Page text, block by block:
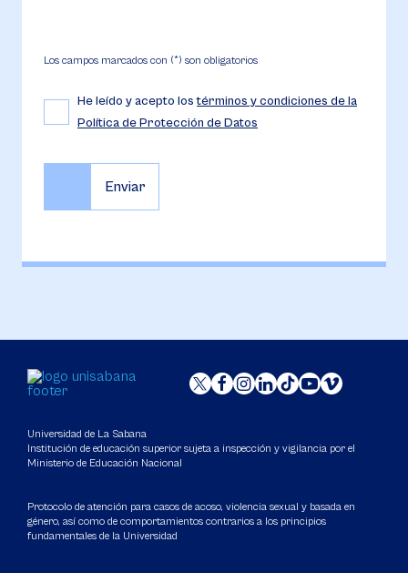
Los campos marcados con (*) son obligatorios
He leído y acepto lostérminos y condiciones de la
Política de Protección de Datos
Universidad de La Sabana
Institución de educación superior sujeta a inspección y vigilancia por el
Ministerio de Educación Nacional
Protocolo de atención para casos de acoso, violencia sexual y basada en
género, así como de comportamientos contrarios a los principios
fundamentales de la Universidad